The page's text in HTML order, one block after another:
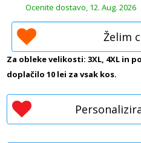
Ocenite dostavo, 12. Aug. 2026
Želim
Za obleke velikosti: 3XL, 4XL in
doplačilo 10 lei za vsak kos.